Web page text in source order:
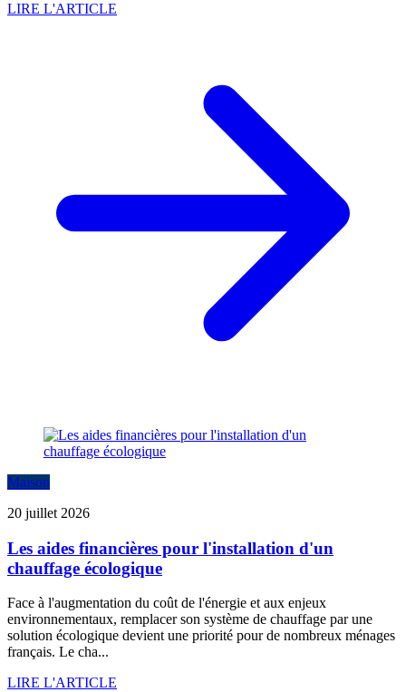
LIRE L'ARTICLE
Maison
20 juillet 2026
Les aides financières pour l'installation d'un
chauffage écologique
Face à l'augmentation du coût de l'énergie et aux enjeux
environnementaux, remplacer son système de chauffage par une
solution écologique devient une priorité pour de nombreux ménages
français. Le cha...
LIRE L'ARTICLE